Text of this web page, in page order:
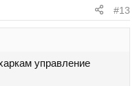
#13
управление